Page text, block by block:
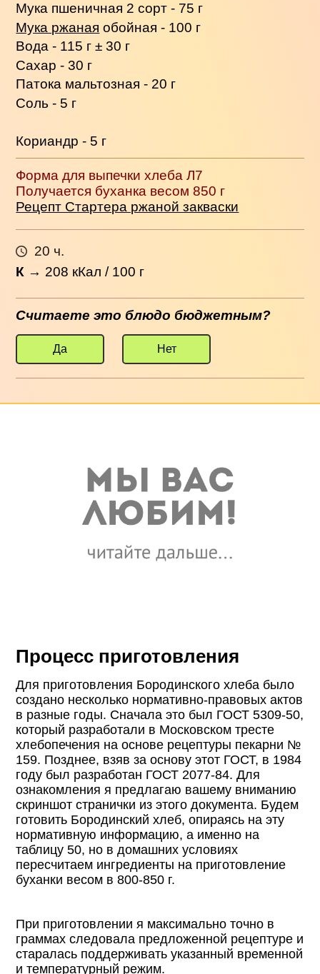
Мука пшеничная 2 сорт - 75 г
Мука ржаная обойная - 100 г
Вода - 115 г ± 30 г
Сахар - 30 г
Патока мальтозная - 20 г
Соль - 5 г
Кориандр - 5 г
Форма для выпечки хлеба Л7
Получается буханка весом 850 г
Рецепт Стартера ржаной закваски
20 ч.
К → 208 кКал / 100 г
Считаете это блюдо бюджетным?
Да Нет
Процесс приготовления
Для приготовления Бородинского хлеба было
создано несколько нормативно-правовых актов
в разные годы. Сначала это был ГОСТ 5309-50,
который разработали в Московском тресте
хлебопечения на основе рецептуры пекарни №
159. Позднее, взяв за основу этот ГОСТ, в 1984
году был разработан ГОСТ 2077-84. Для
ознакомления я предлагаю вашему вниманию
скриншот странички из этого документа. Будем
готовить Бородинский хлеб, опираясь на эту
нормативную информацию, а именно на
таблицу 50, но в домашних условиях
пересчитаем ингредиенты на приготовление
буханки весом в 800-850 г.
При приготовлении я максимально точно в
граммах следовала предложенной рецептуре и
старалась поддерживать указанный временной
и температурный режим.